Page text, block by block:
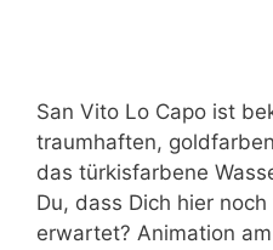
San Vito Lo Capo ist
traumhaften,
das türkisfarbene
Du, dass Dich hier
erwartet? Animation